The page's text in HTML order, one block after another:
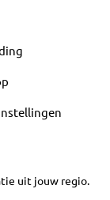
uit jouw regio.